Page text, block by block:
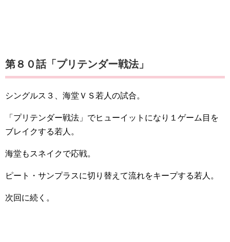
第８０話「プリテンダー戦法」
シングルス３、海堂ＶＳ若人の試合。
「プリテンダー戦法」でヒューイットになり１ゲーム目を
ブレイクする若人。
海堂もスネイクで応戦。
ピート・サンプラスに切り替えて流れをキープする若人。
次回に続く。